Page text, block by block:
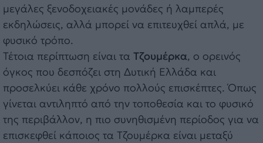
μεγάλες ξενοδοχειακές μονάδες ή λαμπερές
εκδηλώσεις, αλλά μπορεί να επιτευχθεί απλά, με
φυσικό τρόπο.
Τέτοια περίπτωση είναι τα Τζουμέρκα, ο ορεινός
όγκος που δεσπόζει στη Δυτική Ελλάδα και
προσελκύει κάθε χρόνο πολλούς επισκέπτες. Όπως
γίνεται αντιληπτό από την τοποθεσία και το φυσικό
της περιβάλλον, η πιο συνηθισμένη περίοδος για να
επισκεφθεί κάποιος τα Τζουμέρκα είναι μεταξύ